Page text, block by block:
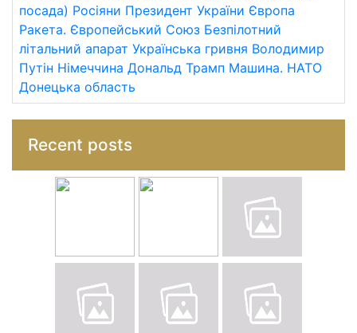
посада) Росіяни Президент України Європа
Ракета. Європейський Союз Безпілотний
літальний апарат Українська гривня Володимир
Путін Німеччина Дональд Трамп Машина. НАТО
Донецька область
Recent posts